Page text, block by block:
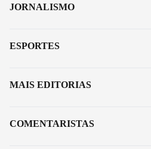
JORNALISMO
ESPORTES
MAIS EDITORIAS
COMENTARISTAS